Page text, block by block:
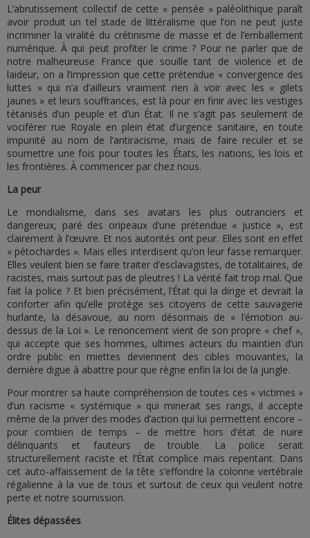
L’abrutissement collectif de cette « pensée » paléolithique paraît
avoir produit un tel stade de littéralisme que l’on ne peut juste
incriminer la viralité du crétinisme de masse et de l’emballement
numérique. À qui peut profiter le crime ? Pour ne parler que de
notre malheureuse France que souille tant de violence et de
laideur, on a l’impression que cette prétendue « convergence des
luttes » qui n’a d’ailleurs vraiment rien à voir avec les « gilets
jaunes » et leurs souffrances, est là pour en finir avec les vestiges
tétanisés d’un peuple et d’un État. Il ne s’agit pas seulement de
vociférer rue Royale en plein état d’urgence sanitaire, en toute
impunité au nom de l’antiracisme, mais de faire reculer et se
soumettre une fois pour toutes les États, les nations, les lois et
les frontières. À commencer par chez nous.
La peur
Le mondialisme, dans ses avatars les plus outranciers et
dangereux, paré des oripeaux d’une prétendue « justice », est
clairement à l’œuvre. Et nos autorités ont peur. Elles sont en effet
« pétochardes ». Mais elles interdisent qu’on leur fasse remarquer.
Elles veulent bien se faire traiter d’esclavagistes, de totalitaires, de
racistes, mais surtout pas de pleutres ! La vérité fait trop mal. Que
fait la police ? Et bien précisément, l’État qui la dirige et devrait la
conforter afin qu’elle protège ses citoyens de cette sauvagerie
hurlante, la désavoue, au nom désormais de « l’émotion au-
dessus de la Loi ». Le renoncement vient de son propre « chef »,
qui accepte que ses hommes, ultimes acteurs du maintien d’un
ordre public en miettes deviennent des cibles mouvantes, la
dernière digue à abattre pour que règne enfin la loi de la jungle.
Pour montrer sa haute compréhension de toutes ces « victimes »
d’un racisme « systémique » qui minerait ses rangs, il accepte
même de la priver des modes d’action qui lui permettent encore –
pour combien de temps – de mettre hors d’état de nuire
délinquants et fauteurs de trouble. La police serait
structurellement raciste et l’État complice mais repentant. Dans
cet auto-affaissement de la tête s’effondre la colonne vertébrale
régalienne à la vue de tous et surtout de ceux qui veulent notre
perte et notre soumission.
Élites dépassées